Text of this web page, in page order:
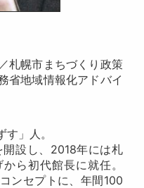
札幌市まちづくり政策
省地域情報化アドバイ
」人。
設し、2018年には札
ら初代館長に就任。
ンセプトに、年間100